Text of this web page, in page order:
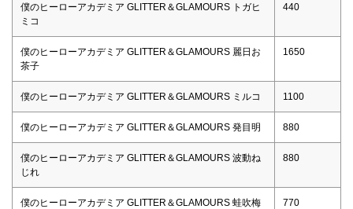
僕のヒーローアカデミア GLITTER＆GLAMOURS トガヒ
ミコ
440
僕のヒーローアカデミア GLITTER＆GLAMOURS 麗日お
茶子
1650
僕のヒーローアカデミア GLITTER＆GLAMOURS ミルコ 1100
僕のヒーローアカデミア GLITTER＆GLAMOURS 発目明 880
僕のヒーローアカデミア GLITTER＆GLAMOURS 波動ね
じれ
880
僕のヒーローアカデミア GLITTER＆GLAMOURS 蛙吹梅
770